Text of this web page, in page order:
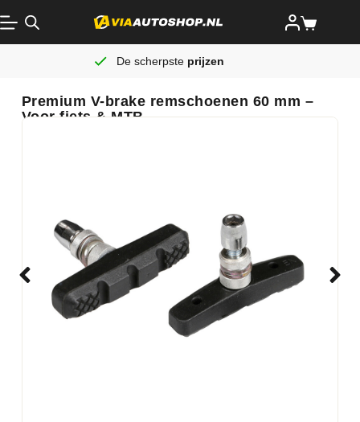
De scherpste prijzen
Premium V-brake remschoenen 60 mm –
Voor fiets & MTB